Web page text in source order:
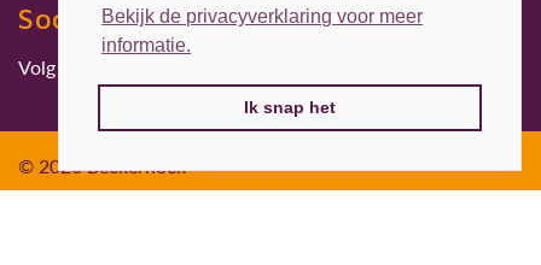
Bekijk de privacyverklaring voor meer
informatie.
Ik snap het
Social media
Volg ons ook op:
© 2026 Beekerhoek